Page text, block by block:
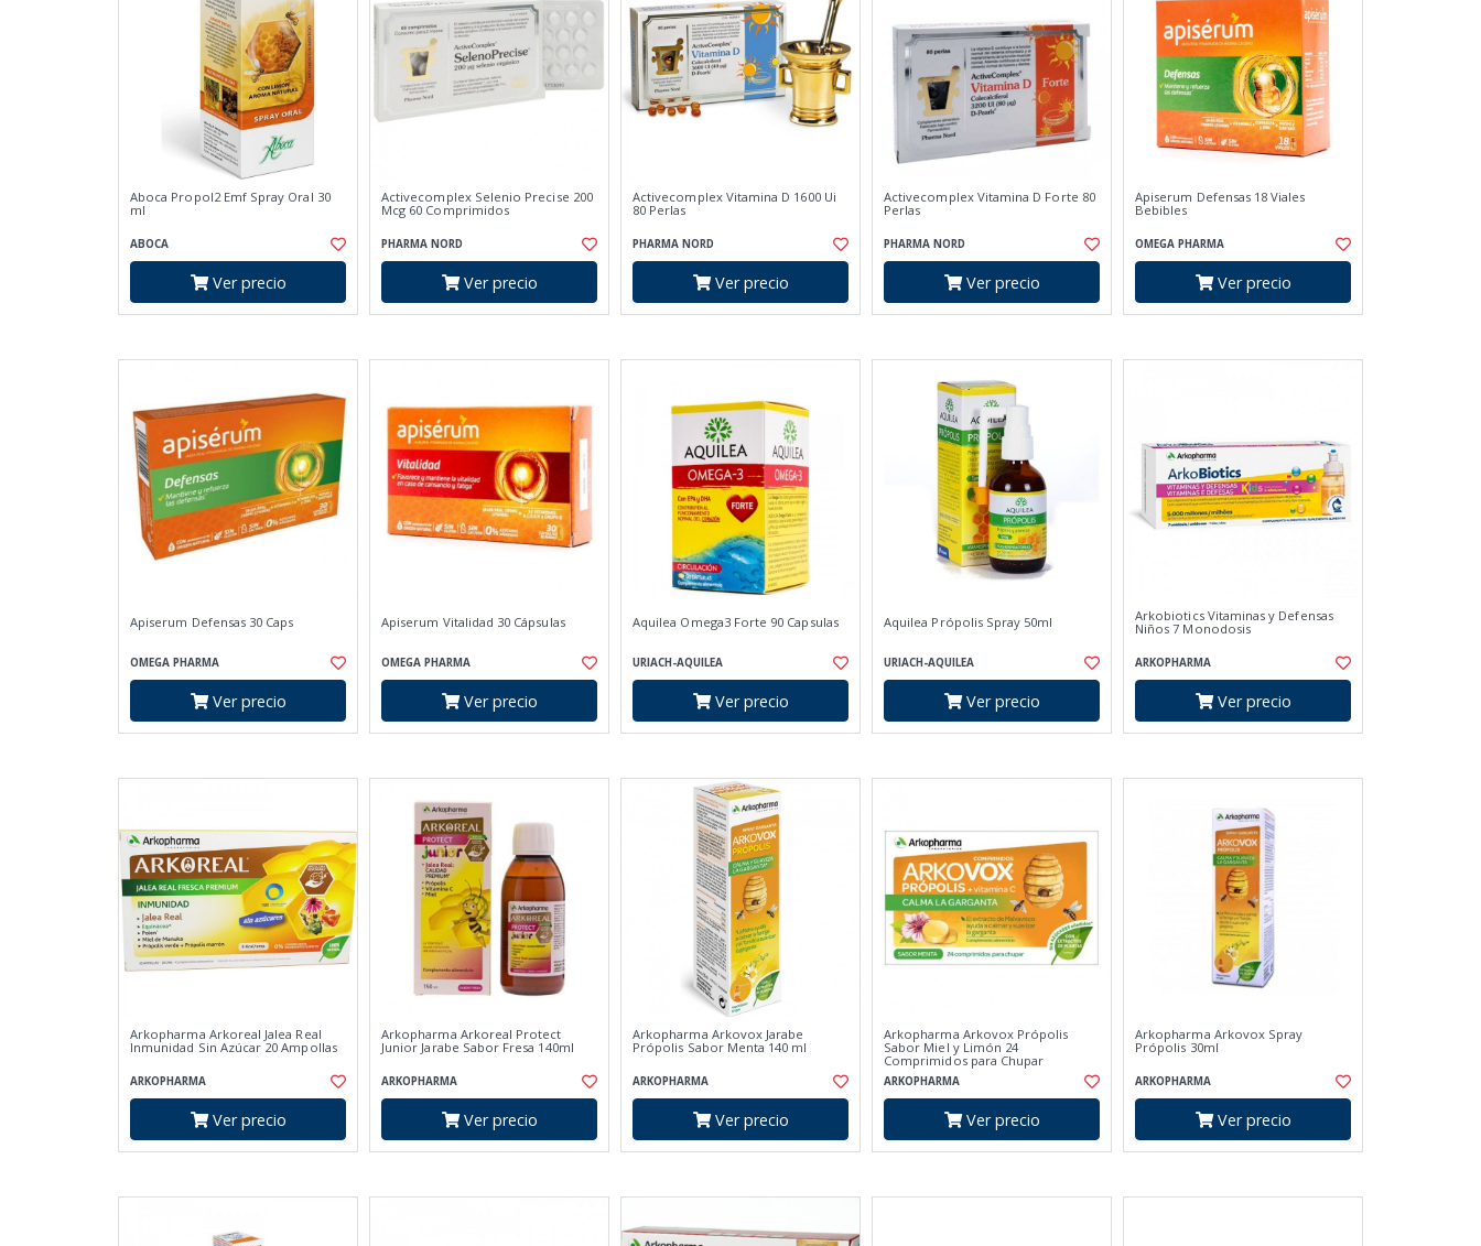
Aboca Propol2 Emf Spray Oral 30
ml
ABOCA
Ver precio
Activecomplex Selenio Precise 200
Mcg 60 Comprimidos
PHARMA NORD
Ver precio
Activecomplex Vitamina D 1600 Ui
80 Perlas
PHARMA NORD
Ver precio
Activecomplex Vitamina D Forte 80
Perlas
PHARMA NORD
Ver precio
Apiserum Defensas 18 Viales
Bebibles
OMEGA PHARMA
Ver precio
Apiserum Defensas 30 Caps
OMEGA PHARMA
Ver precio
Apiserum Vitalidad 30 Cápsulas
OMEGA PHARMA
Ver precio
Aquilea Omega3 Forte 90 Capsulas
URIACH-AQUILEA
Ver precio
Aquilea Própolis Spray 50ml
URIACH-AQUILEA
Ver precio
Arkobiotics Vitaminas y Defensas
Niños 7 Monodosis
ARKOPHARMA
Ver precio
Arkopharma Arkoreal Jalea Real
Inmunidad Sin Azúcar 20 Ampollas
ARKOPHARMA
Ver precio
Arkopharma Arkoreal Protect
Junior Jarabe Sabor Fresa 140ml
ARKOPHARMA
Ver precio
Arkopharma Arkovox Jarabe
Própolis Sabor Menta 140 ml
ARKOPHARMA
Ver precio
Arkopharma Arkovox Própolis
Sabor Miel y Limón 24
Comprimidos para Chupar
ARKOPHARMA
Ver precio
Arkopharma Arkovox Spray
Própolis 30ml
ARKOPHARMA
Ver precio